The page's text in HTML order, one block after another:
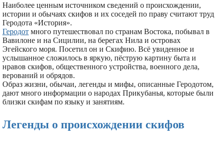
Наиболее ценным источником сведений о происхождении,
истории и обычаях скифов и их соседей по праву считают труд
Геродота «История».
Геродот много путешествовал по странам Востока, побывал в
Вавилоне и на Сицилии, на берегах Нила и островах
Эгейского моря. Посетил он и Скифию. Всё увиденное и
услышанное сложилось в яркую, пёструю картину быта и
нравов скифов, общественного устройства, военного дела,
верований и обрядов.
Образ жизни, обычаи, легенды и мифы, описанные Геродотом,
дают много информации о народах Прикубанья, которые были
близки скифам по языку и занятиям.
Легенды о происхождении скифов